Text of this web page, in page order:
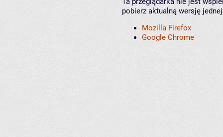
pobierz aktualną wersję
Mozilla Firefox
Google Chrome